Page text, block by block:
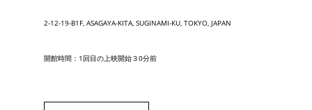
2-12-19-B1F, ASAGAYA-KITA, SUGINAMI-KU, TOKYO, JAPAN
開館時間：1回目の上映開始３0分前